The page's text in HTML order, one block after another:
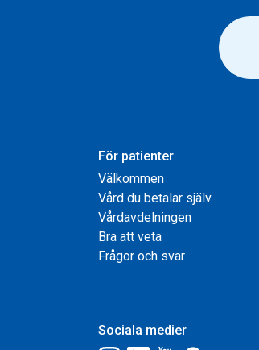
För patienter
Välkommen
Vård du betalar själv
Vårdavdelningen
Bra att veta
Frågor och svar
Sociala medier